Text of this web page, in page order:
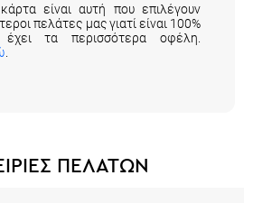
είναι αυτή που επιλέγουν
πελάτες μας γιατί είναι 100%
έχει τα περισσότερα οφέλη.
ΠΕΛΑΤΩΝ